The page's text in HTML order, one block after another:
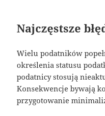
Najczęstsze
Wielu podatników
określenia statusu
podatnicy stosują
Konsekwencje bywają
przygotowanie